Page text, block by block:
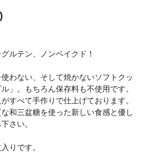
ルテン、ノンベイクド！
わない、そして焼かないソフトクッ
」。もちろん保存料も不使用です。
すべて手作りで仕上げております。
和三盆糖を使った新しい食感と優し
さい。
りです。